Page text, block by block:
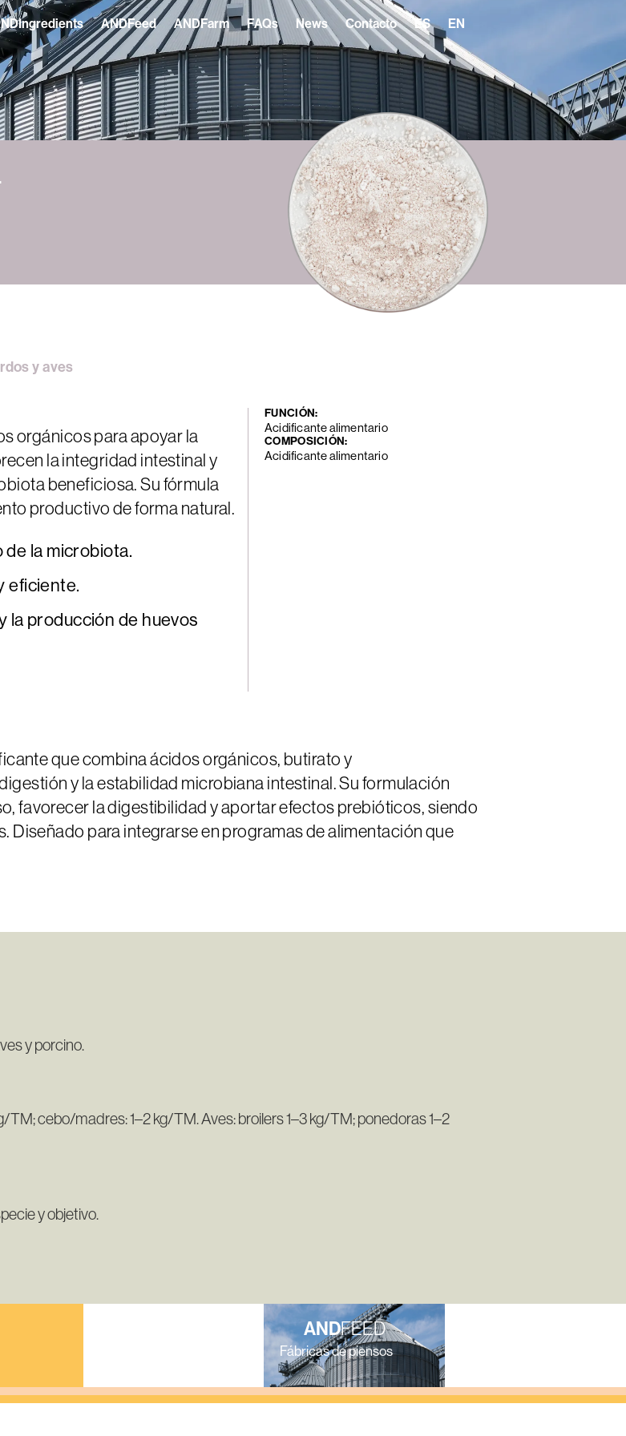
ANDFeed ANDFarm FAQs News Contacto ES EN
yaves
orgánicos para apoyar la
la integridad intestinal y
beneficiosa. Su fórmula
productivo de forma natural.
de la microbiota.
eficiente.
la producción de huevos
FUNCIÓN:
Acidificante alimentario
COMPOSICIÓN:
Acidificante alimentario
que combina ácidos orgánicos, butirato y
y la estabilidad microbiana intestinal. Su formulación
favorecer la digestibilidad y aportar efectos prebióticos, siendo
Diseñado para integrarse en programas de alimentación que
y porcino.
cebo/madres: 1–2 kg/TM. Aves: broilers 1–3 kg/TM; ponedoras 1–2
y objetivo.
INGREDIENTS ANDFEED
Fábricas de piensos